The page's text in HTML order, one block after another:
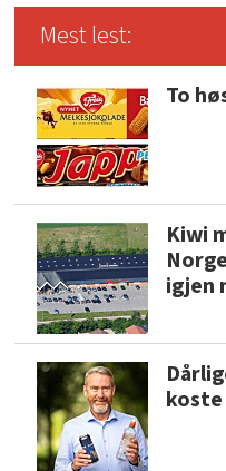
Mest lest:
To
Kiwi
igjen